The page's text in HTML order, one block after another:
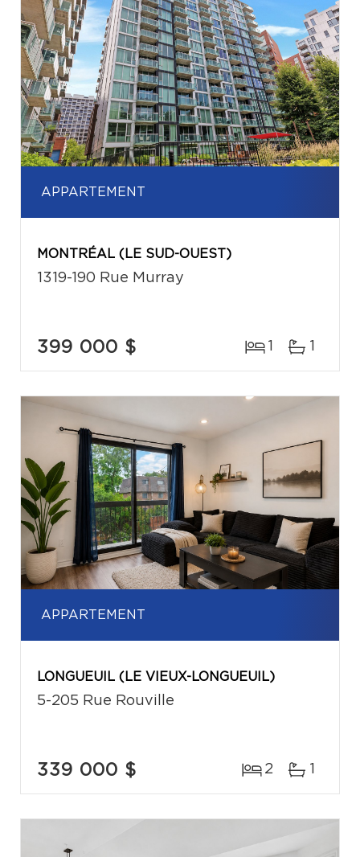
APPARTEMENT
MONTRÉAL (LE SUD-OUEST)
1319-190 Rue Murray
399 000 $ 1 1
APPARTEMENT
LONGUEUIL (LE VIEUX-LONGUEUIL)
5-205 Rue Rouville
339 000 $ 2 1